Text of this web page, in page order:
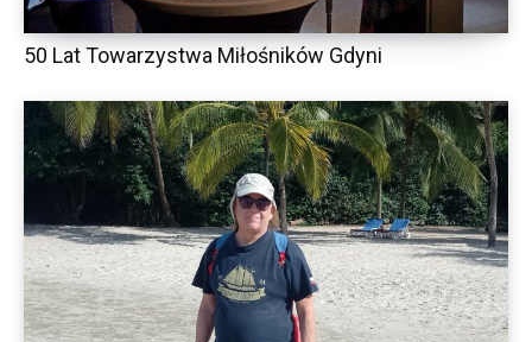
50 Lat Towarzystwa Miłośników Gdyni